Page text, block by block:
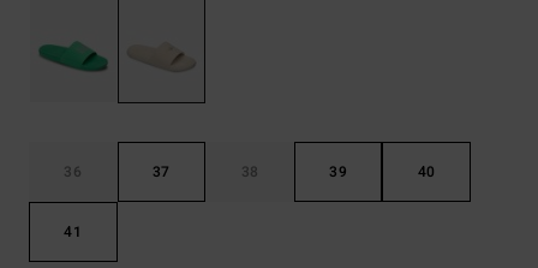
36 37 38 39 40
41